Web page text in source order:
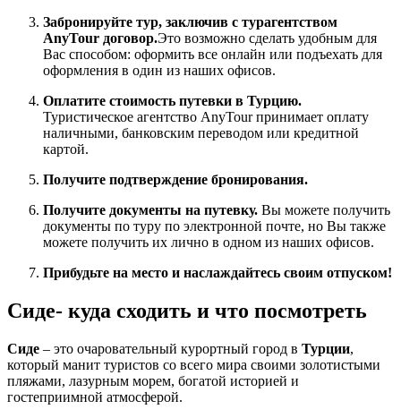
Забронируйте тур, заключив с турагентством
AnyTour договор.Это возможно сделать удобным для
Вас способом: оформить все онлайн или подъехать для
оформления в один из наших офисов.
Оплатите стоимость путевки в Турцию.
Туристическое агентство AnyTour принимает оплату
наличными, банковским переводом или кредитной
картой.
Получите подтверждение бронирования.
Получите документы на путевку. Вы можете получить
документы по туру по электронной почте, но Вы также
можете получить их лично в одном из наших офисов.
Прибудьте на место и наслаждайтесь своим отпуском!
Сиде- куда сходить и что посмотреть
Сиде – это очаровательный курортный город в Турции,
который манит туристов со всего мира своими золотистыми
пляжами, лазурным морем, богатой историей и
гостеприимной атмосферой.